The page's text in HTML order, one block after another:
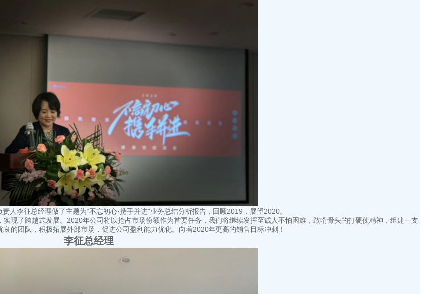
人李征总经理做了主题为“不忘初心·携手并进”业务总结分析报告，回顾2019，展望2020。
现了跨越式发展。2020年公司将以抢占市场份额作为首要任务，我们将继续发挥至诚人不怕困难，敢啃骨头的打硬仗精神，组建一支
的团队，积极拓展外部市场，促进公司盈利能力优化。向着2020年更高的销售目标冲刺！
李征总经理